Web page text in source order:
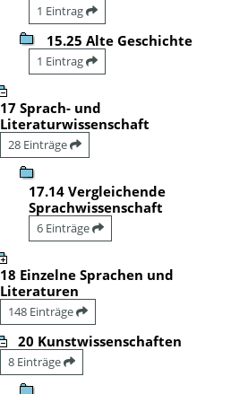
1 Eintrag
15.25 Alte Geschichte
1 Eintrag
17 Sprach- und
Literaturwissenschaft
28 Einträge
17.14 Vergleichende
Sprachwissenschaft
6 Einträge
18 Einzelne Sprachen und
Literaturen
148 Einträge
20 Kunstwissenschaften
8 Einträge